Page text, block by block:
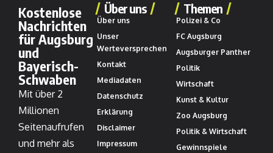
Kostenlose
Nachrichten
für Augsburg
und
Bayerisch-
Schwaben
Mit über 2
Millionen
Seitenaufrufen
und mehr als
Über uns
Über uns
Unser
Werteversprechen
Kontakt
Mediadaten
Datenschutz
Erklärung
Disclaimer
Impressum
Themen
Polizei & Co
FC Augsburg
Augsburger Panther
Politik
Wirtschaft
Kunst & Kultur
Zoo Augsburg
Politik & Wirtschaft
Gewinnspiele